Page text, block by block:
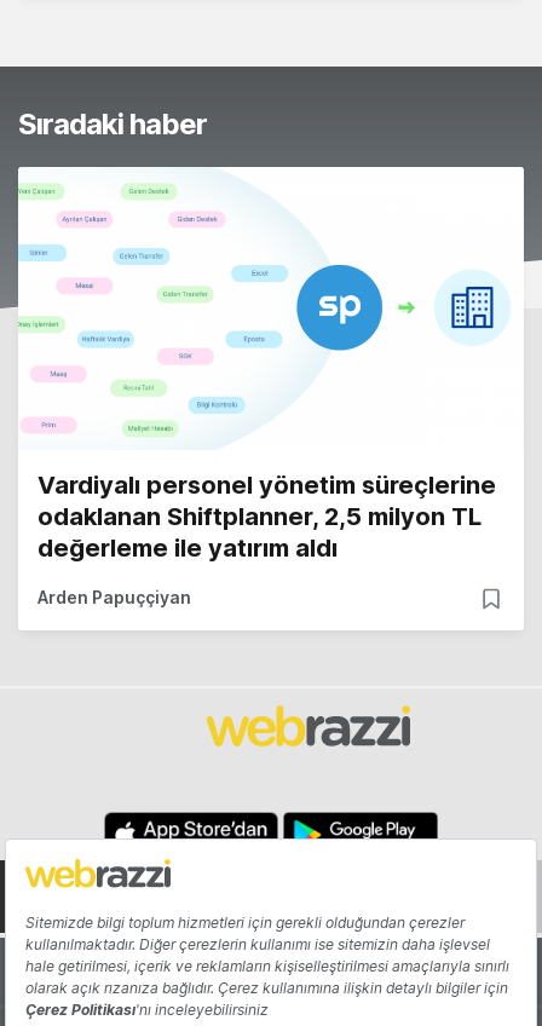
Sıradaki haber
Vardiyalı personel yönetim süreçlerine
odaklanan Shiftplanner, 2,5 milyon TL
değerleme ile yatırım aldı
Arden Papuççiyan
Hakkında Yazarlar